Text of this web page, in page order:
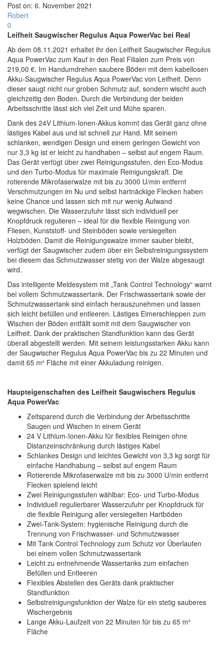
Post on: 6. November 2021
Robert
0
Leifheit Saugwischer Regulus Aqua PowerVac bei Real
Ab dem 08.11.2021 erhaltet ihr den Leifheit Saugwischer Regulus
Aqua PowerVac zum Kauf in den Real Filialen zum Preis von
219,00 €. Im Handumdrehen saubere Böden mit dem kabellosen
Akku-Saugwischer Regulus Aqua PowerVac von Leifheit. Denn
dieser saugt nicht nur groben Schmutz auf, sondern wischt auch
gleichzeitig den Boden. Durch die Verbindung der beiden
Arbeitsschritte lässt sich viel Zeit und Mühe sparen.
Dank des 24V Lithium-Ionen-Akkus kommt das Gerät ganz ohne
lästiges Kabel aus und ist schnell zur Hand. Mit seinem
schlanken, wendigen Design und einem geringen Gewicht von
nur 3,3 kg ist er leicht zu handhaben – selbst auf engem Raum.
Das Gerät verfügt über zwei Reinigungsstufen, den Eco-Modus
und den Turbo-Modus für maximale Reinigungskraft. Die
rotierende Mikrofaserwalze mit bis zu 3000 U/min entfernt
Verschmutzungen im Nu und selbst hartnäckige Flecken haben
keine Chance und lassen sich mit nur wenig Aufwand
wegwischen. Die Wasserzufuhr lässt sich individuell per
Knopfdruck regulieren – ideal für die flexible Reinigung von
Fliesen, Kunststoff- und Steinböden sowie versiegelten
Holzböden. Damit die Reinigungswalze immer sauber bleibt,
verfügt der Saugwischer zudem über ein Selbstreinigungssystem
bei diesem das Schmutzwasser stetig von der Walze abgesaugt
wird.
Das intelligente Meldesystem mit „Tank Control Technology“ warnt
bei vollem Schmutzwassertank. Der Frischwassertank sowie der
Schmutzwassertank sind einfach herauszunehmen und lassen
sich leicht befüllen und entleeren. Lästiges Eimerschleppen zum
Wischen der Böden entfällt somit mit dem Saugwischer von
Leifheit. Dank der praktischen Standfunktion kann das Gerät
überall abgestellt werden. Mit seinem leistungsstarken Akku kann
der Saugwischer Regulus Aqua PowerVac bis zu 22 Minuten und
damit 65 m² Fläche mit einer Akkuladung reinigen.
Haupteigenschaften des Leifheit Saugwischers Regulus
Aqua PowerVac
Zeitsparend durch die Verbindung der Arbeitsschritte
Saugen und Wischen in einem Gerät
24 V Lithium-Ionen-Akku für flexibles Reinigen ohne
Distanzeinschränkung durch lästiges Kabel
Schlankes Design und leichtes Gewicht von 3,3 kg sorgt für
einfache Handhabung – selbst auf engem Raum
Rotierende Mikrofaserwalze mit bis zu 3000 U/min entfernt
Flecken spielend leicht
Zwei Reinigungsstufen wählbar: Eco- und Turbo-Modus
Individuell regulierbarer Wasserzufuhr per Knopfdruck für
die flexible Reinigung aller versiegelten Hartböden
Zwei-Tank-System: hygienische Reinigung durch die
Trennung von Frischwasser- und Schmutzwasser
Mit Tank Control Technology zum Schutz vor Überlaufen
bei einem vollen Schmutzwassertank
Leicht zu entnehmende Wassertanks zum einfachen
Befüllen und Entleeren
Flexibles Abstellen des Geräts dank praktischer
Standfunktion
Selbstreinigungsfunktion der Walze für ein stetig sauberes
Wischergebnis
Lange Akku-Laufzeit von 22 Minuten für bis zu 65 m²
Fläche